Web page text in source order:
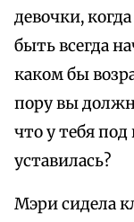
девочки,
быть всегда
каком бы
пору вы
что у тебя
уставилась?
Мэри сидела